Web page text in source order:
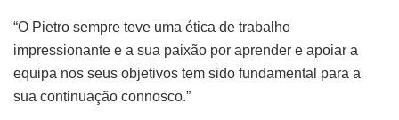
“O Pietro sempre teve uma ética de trabalho
impressionante e a sua paixão por aprender e apoiar a
equipa nos seus objetivos tem sido fundamental para a
sua continuação connosco.”